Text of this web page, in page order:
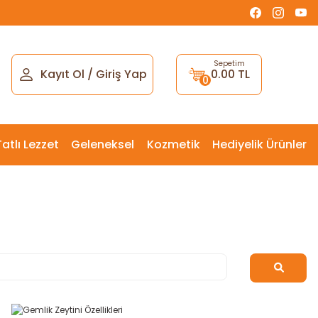
Kayıt Ol / Giriş Yap
Sepetim
0.00 TL
0
Lezzet Geleneksel Kozmetik Hediyelik Ürünler